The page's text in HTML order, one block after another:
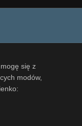
się z
modów,